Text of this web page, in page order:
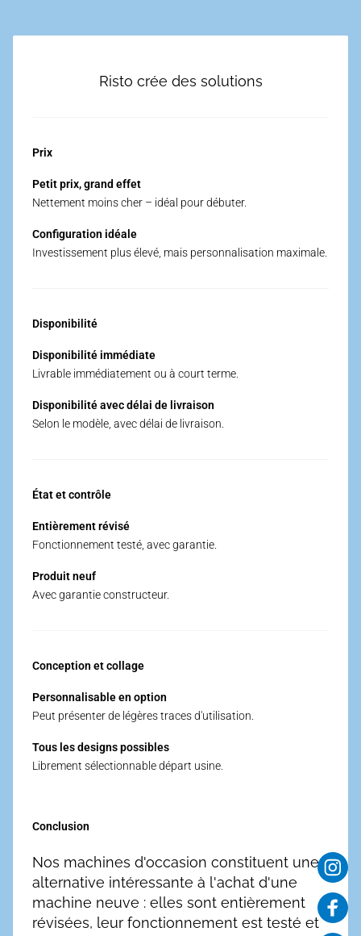
Risto crée des solutions
Prix
Petit prix, grand effet
Nettement moins cher – idéal pour débuter.
Configuration idéale
Investissement plus élevé, mais personnalisation maximale.
Disponibilité
Disponibilité immédiate
Livrable immédiatement ou à court terme.
Disponibilité avec délai de livraison
Selon le modèle, avec délai de livraison.
État et contrôle
Entièrement révisé
Fonctionnement testé, avec garantie.
Produit neuf
Avec garantie constructeur.
Conception et collage
Personnalisable en option
Peut présenter de légères traces d'utilisation.
Tous les designs possibles
Librement sélectionnable départ usine.
Conclusion
Nos machines d'occasion constituent une
alternative intéressante à l'achat d'une
machine neuve : elles sont entièrement
révisées, leur fonctionnement est testé et